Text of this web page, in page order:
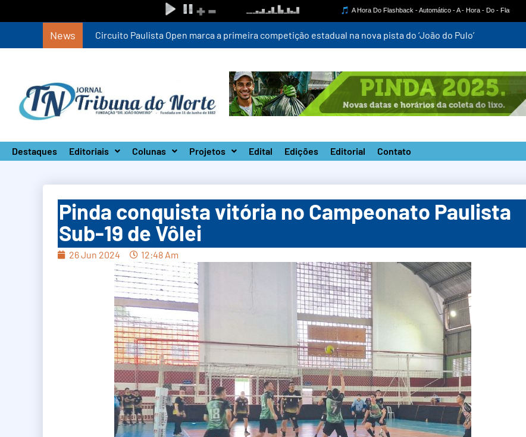
News Circuito Paulista Open marca a primeira competição estadual na nova pista do ‘João do Pulo’
Destaques Editoriais Colunas Projetos Edital Edições Editorial Contato
Pinda conquista vitória no Campeonato Paulista
Sub-19 de Vôlei
26 Jun 2024 12:48 Am